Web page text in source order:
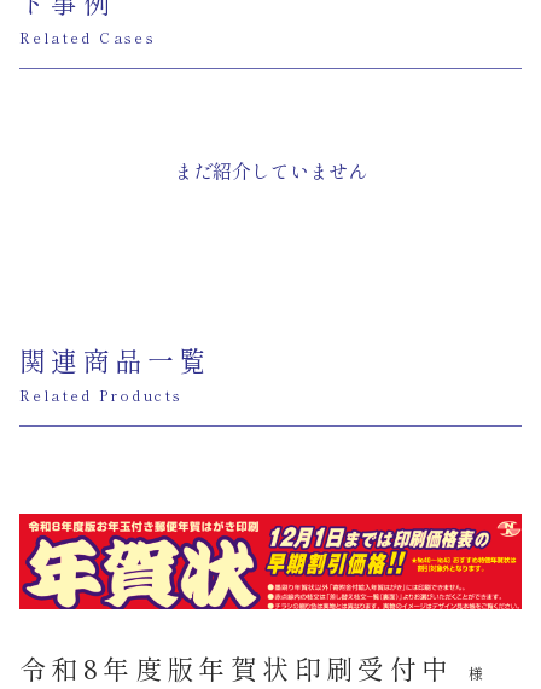
Related Cases
まだ紹介していません
関連商品一覧
Related Products
令和8年度版年賀状印刷受付中 様